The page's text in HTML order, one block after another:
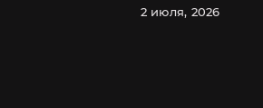
2 июля, 2026